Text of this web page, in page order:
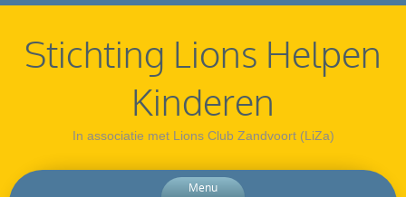
Stichting Lions Helpen
Kinderen
In associatie met Lions Club Zandvoort (LiZa)
Menu